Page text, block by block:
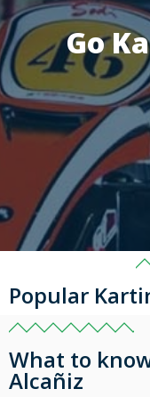
Go
Popular
What to
Alcañiz